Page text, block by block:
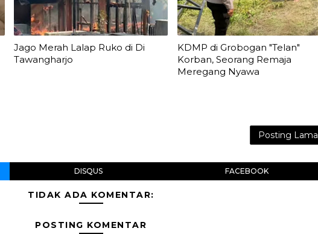
Jago Merah Lalap Ruko di Di
Tawangharjo
KDMP di Grobogan "Telan"
Korban, Seorang Remaja
Meregang Nyawa
Posting Lama
DISQUS FACEBOOK
TIDAK ADA KOMENTAR:
POSTING KOMENTAR